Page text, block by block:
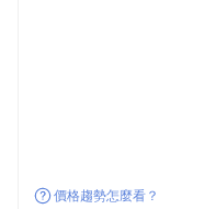
價格趨勢怎麼看？